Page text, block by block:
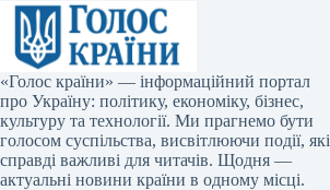
«Голос країни» — інформаційний портал
про Україну: політику, економіку, бізнес,
культуру та технології. Ми прагнемо бути
голосом суспільства, висвітлюючи події, які
справді важливі для читачів. Щодня —
актуальні новини країни в одному місці.